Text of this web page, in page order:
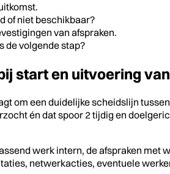
of niet beschikbaar?
van afspraken.
de volgende stap?
start en uitvoering
om een duidelijke scheidslijn
én dat spoor 2 tijdig en
werk intern, de afspraken
netwerkacties, eventuele